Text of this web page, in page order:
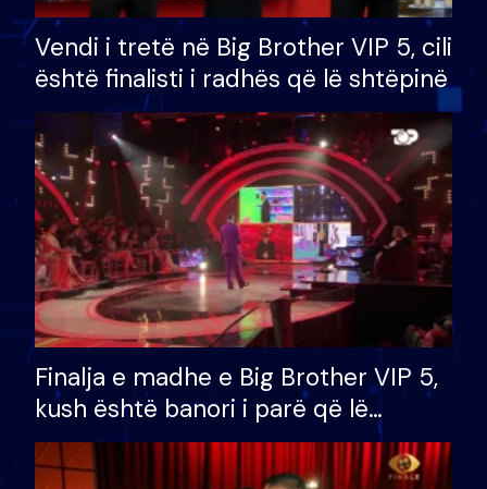
Vendi i tretë në Big Brother VIP 5, cili
është finalisti i radhës që lë shtëpinë
Finalja e madhe e Big Brother VIP 5,
kush është banori i parë që lë
shtëpinë dhe humb mundësinë për
të fituar çmimin e madh